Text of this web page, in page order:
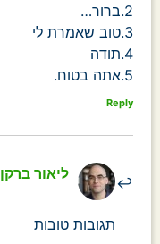
2.ברור…
3.טוב שאמרת לי
4.תודה
5.אתה בטוח.
Reply
ליאור ברקן
תגובות טובות